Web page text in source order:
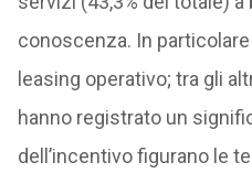
conoscenza. In
leasing operativo; tra gli
hanno registrato un
dell’incentivo figurano le